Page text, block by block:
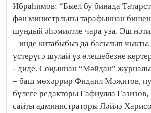
Ибраһимов: “Быел бу бинада
фән министрлыгы тарафыннан
шундый әһәмиятле чара уза. Эш
– инде китабыбыз да басылып чыкты.
үстерүгә шулай үз өлешебезне
- диде. Соңыннан “Мәйдан” журналы
– баш мөхәррир Фидаил Мәҗитов,
бүлеге редакторы Гафиулла
сайты администраторы Ләйлә